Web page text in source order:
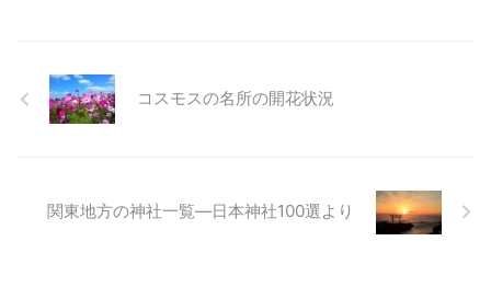
コスモスの名所の開花状況
関東地方の神社一覧―日本神社100選より